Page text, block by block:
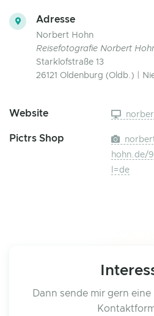
Adresse
Norbert Hohn
Reisefotografie Norbert
Starklofstraße 13
26121 Oldenburg (Oldb.) |
Website
Pictrs Shop
hohn.de/
l=de
Dann sende mir gern